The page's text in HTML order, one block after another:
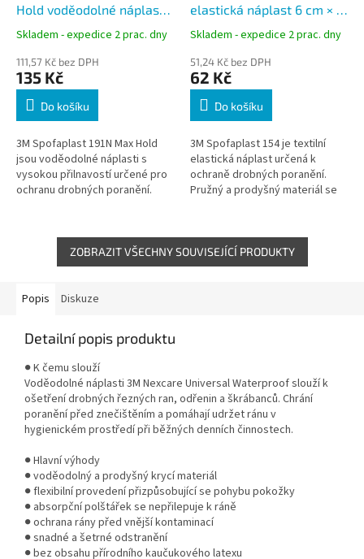
Hold voděodolné náplasti,
12 ks
Skladem - expedice 2 prac. dny
111,57 Kč bez DPH
135 Kč
Do košíku
3M Spofaplast 191N Max Hold
jsou voděodolné náplasti s
vysokou přilnavostí určené pro
ochranu drobných poranění.
elastická náplast 6 cm × 1
m
Skladem - expedice 2 prac. dny
51,24 Kč bez DPH
62 Kč
Do košíku
3M Spofaplast 154 je textilní
elastická náplast určená k
ochraně drobných poranění.
Pružný a prodyšný materiál se
ZOBRAZIT VŠECHNY SOUVISEJÍCÍ PRODUKTY
Popis Diskuze
Detailní popis produktu
● K čemu slouží
Voděodolné náplasti 3M Nexcare Universal Waterproof slouží k
ošetření drobných řezných ran, odřenin a škrábanců. Chrání
poranění před znečištěním a pomáhají udržet ránu v
hygienickém prostředí při běžných denních činnostech.
● Hlavní výhody
● voděodolný a prodyšný krycí materiál
● flexibilní provedení přizpůsobující se pohybu pokožky
● absorpční polštářek se nepřilepuje k ráně
● ochrana rány před vnější kontaminací
● snadné a šetrné odstranění
● bez obsahu přírodního kaučukového latexu